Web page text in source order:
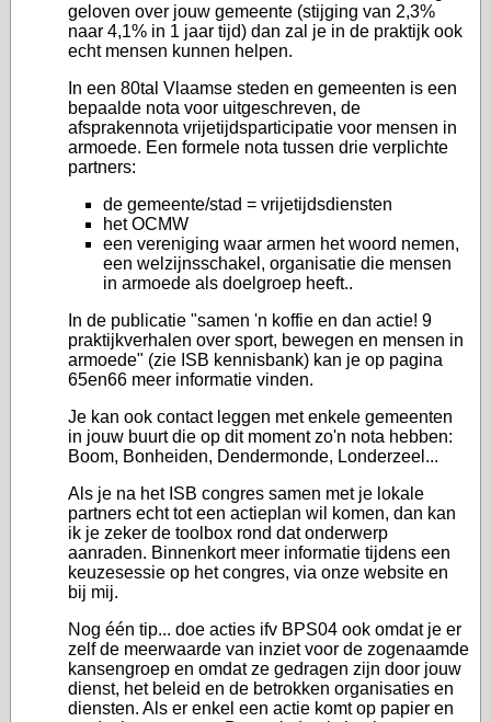
geloven over jouw gemeente (stijging van 2,3%
naar 4,1% in 1 jaar tijd) dan zal je in de praktijk ook
echt mensen kunnen helpen.
In een 80tal Vlaamse steden en gemeenten is een
bepaalde nota voor uitgeschreven, de
afsprakennota vrijetijdsparticipatie voor mensen in
armoede. Een formele nota tussen drie verplichte
partners:
de gemeente/stad = vrijetijdsdiensten
het OCMW
een vereniging waar armen het woord nemen,
een welzijnsschakel, organisatie die mensen
in armoede als doelgroep heeft..
In de publicatie "samen 'n koffie en dan actie! 9
praktijkverhalen over sport, bewegen en mensen in
armoede" (zie ISB kennisbank) kan je op pagina
65en66 meer informatie vinden.
Je kan ook contact leggen met enkele gemeenten
in jouw buurt die op dit moment zo'n nota hebben:
Boom, Bonheiden, Dendermonde, Londerzeel...
Als je na het ISB congres samen met je lokale
partners echt tot een actieplan wil komen, dan kan
ik je zeker de toolbox rond dat onderwerp
aanraden. Binnenkort meer informatie tijdens een
keuzesessie op het congres, via onze website en
bij mij.
Nog één tip... doe acties ifv BPS04 ook omdat je er
zelf de meerwaarde van inziet voor de zogenaamde
kansengroep en omdat ze gedragen zijn door jouw
dienst, het beleid en de betrokken organisaties en
diensten. Als er enkel een actie komt op papier en